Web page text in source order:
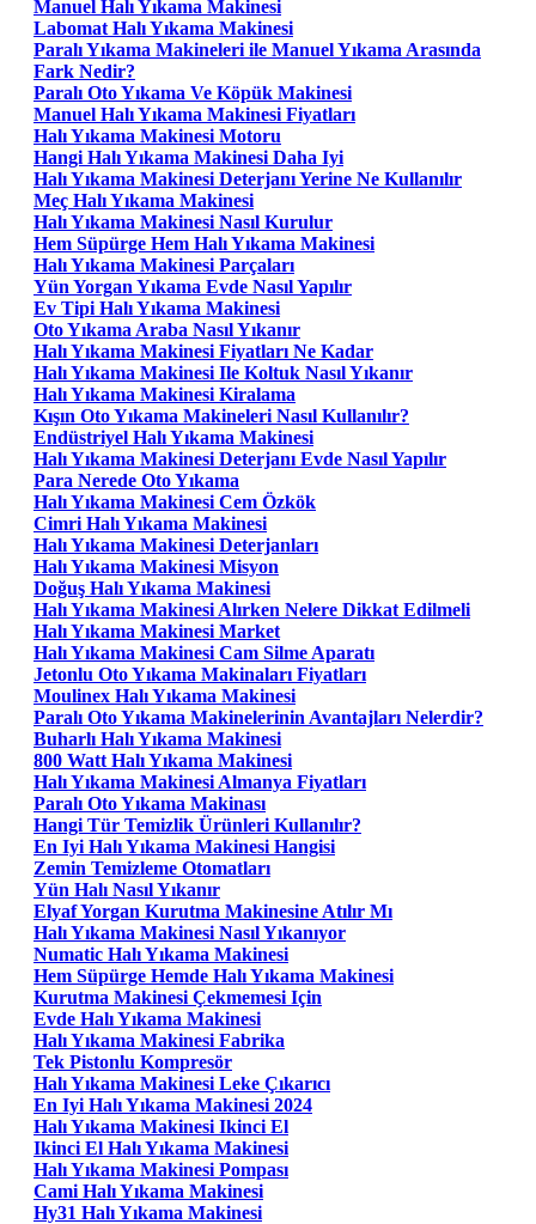
Manuel Halı Yıkama Makinesi
Labomat Halı Yıkama Makinesi
Paralı Yıkama Makineleri ile Manuel Yıkama Arasında
Fark Nedir?
Paralı Oto Yıkama Ve Köpük Makinesi
Manuel Halı Yıkama Makinesi Fiyatları
Halı Yıkama Makinesi Motoru
Hangi Halı Yıkama Makinesi Daha Iyi
Halı Yıkama Makinesi Deterjanı Yerine Ne Kullanılır
Meç Halı Yıkama Makinesi
Halı Yıkama Makinesi Nasıl Kurulur
Hem Süpürge Hem Halı Yıkama Makinesi
Halı Yıkama Makinesi Parçaları
Yün Yorgan Yıkama Evde Nasıl Yapılır
Ev Tipi Halı Yıkama Makinesi
Oto Yıkama Araba Nasıl Yıkanır
Halı Yıkama Makinesi Fiyatları Ne Kadar
Halı Yıkama Makinesi Ile Koltuk Nasıl Yıkanır
Halı Yıkama Makinesi Kiralama
Kışın Oto Yıkama Makineleri Nasıl Kullanılır?
Endüstriyel Halı Yıkama Makinesi
Halı Yıkama Makinesi Deterjanı Evde Nasıl Yapılır
Para Nerede Oto Yıkama
Halı Yıkama Makinesi Cem Özkök
Cimri Halı Yıkama Makinesi
Halı Yıkama Makinesi Deterjanları
Halı Yıkama Makinesi Misyon
Doğuş Halı Yıkama Makinesi
Halı Yıkama Makinesi Alırken Nelere Dikkat Edilmeli
Halı Yıkama Makinesi Market
Halı Yıkama Makinesi Cam Silme Aparatı
Jetonlu Oto Yıkama Makinaları Fiyatları
Moulinex Halı Yıkama Makinesi
Paralı Oto Yıkama Makinelerinin Avantajları Nelerdir?
Buharlı Halı Yıkama Makinesi
800 Watt Halı Yıkama Makinesi
Halı Yıkama Makinesi Almanya Fiyatları
Paralı Oto Yıkama Makinası
Hangi Tür Temizlik Ürünleri Kullanılır?
En Iyi Halı Yıkama Makinesi Hangisi
Zemin Temizleme Otomatları
Yün Halı Nasıl Yıkanır
Elyaf Yorgan Kurutma Makinesine Atılır Mı
Halı Yıkama Makinesi Nasıl Yıkanıyor
Numatic Halı Yıkama Makinesi
Hem Süpürge Hemde Halı Yıkama Makinesi
Kurutma Makinesi Çekmemesi Için
Evde Halı Yıkama Makinesi
Halı Yıkama Makinesi Fabrika
Tek Pistonlu Kompresör
Halı Yıkama Makinesi Leke Çıkarıcı
En Iyi Halı Yıkama Makinesi 2024
Halı Yıkama Makinesi Ikinci El
Ikinci El Halı Yıkama Makinesi
Halı Yıkama Makinesi Pompası
Cami Halı Yıkama Makinesi
Hy31 Halı Yıkama Makinesi